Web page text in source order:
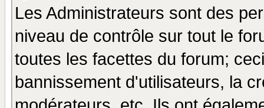
Les Administrateurs sont des
niveau de contrôle sur tout le
toutes les facettes du forum;
bannissement d'utilisateurs, la